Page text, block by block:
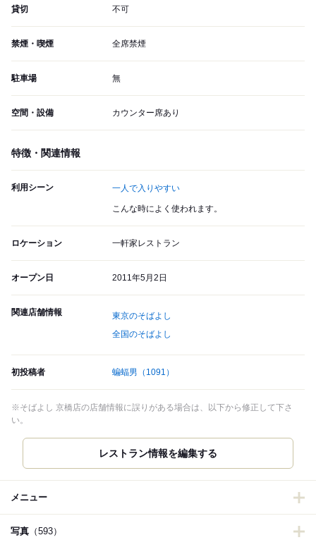
貸切 不可
禁煙・喫煙 全席禁煙
駐車場 無
空間・設備 カウンター席あり
特徴・関連情報
利用シーン 一人で入りやすい
こんな時によく使われます。
ロケーション 一軒家レストラン
オープン日 2011年5月2日
関連店舗情報
東京のそばよし
全国のそばよし
初投稿者 蝙蝠男 （1091）
※そばよし 京橋店の店舗情報に誤りがある場合は、以下から修正して下さ
い。
メニュー
写真 （593）